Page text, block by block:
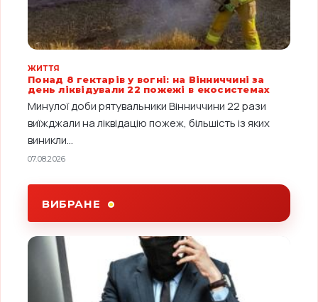
ЖИТТЯ
Понад 8 гектарів у вогні: на Вінниччині за
день ліквідували 22 пожежі в екосистемах
Минулої доби рятувальники Вінниччини 22 рази
виїжджали на ліквідацію пожеж, більшість із яких
виникли...
07.08.2026
ВИБРАНЕ